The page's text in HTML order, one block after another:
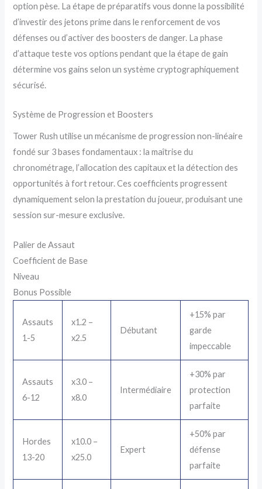
option pèse. La étape de préparatifs vous donne la possibilité
d’investir des jetons prime dans le renforcement de vos
défenses ou d’activer des boosters de danger. La phase
d’attaque teste vos options pendant que la étape de gain
détermine vos gains selon un système cryptographiquement
sécurisé.
Système de Progression et Boosters
Tower Rush utilise un mécanisme de progression non-linéaire
fondé sur 3 bases fondamentaux : la maîtrise du
chronométrage, l’allocation des capitaux et la détection des
opportunités à fort retour. Ces coefficients progressent
dynamiquement selon la prestation du joueur, produisant une
session sur-mesure exclusive.
Palier de Assaut
Coefficient de Base
Niveau
Bonus Possible
Assauts
1-5
x1.2 –
x2.5
Débutant
+15% par
garde
impeccable
Assauts
6-12
x3.0 –
x8.0
Intermédiaire
+30% par
protection
parfaite
Hordes
13-20
x10.0 –
x25.0
Expert
+50% par
défense
parfaite